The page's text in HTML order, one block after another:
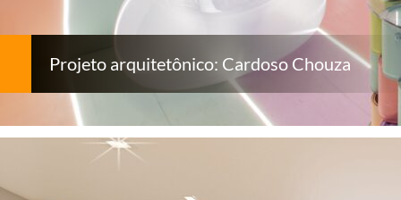
Projeto arquitetônico: Cardoso Chouza